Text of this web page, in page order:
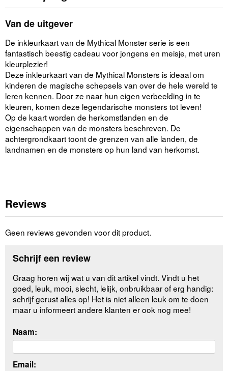
Van de uitgever
De inkleurkaart van de Mythical Monster serie is een
fantastisch beestig cadeau voor jongens en meisje, met uren
kleurplezier!
Deze inkleurkaart van de Mythical Monsters is ideaal om
kinderen de magische schepsels van over de hele wereld te
leren kennen. Door ze naar hun eigen verbeelding in te
kleuren, komen deze legendarische monsters tot leven!
Op de kaart worden de herkomstlanden en de
eigenschappen van de monsters beschreven. De
achtergrondkaart toont de grenzen van alle landen, de
landnamen en de monsters op hun land van herkomst.
Reviews
Geen reviews gevonden voor dit product.
Schrijf een review
Graag horen wij wat u van dit artikel vindt. Vindt u het
goed, leuk, mooi, slecht, lelijk, onbruikbaar of erg handig:
schrijf gerust alles op! Het is niet alleen leuk om te doen
maar u informeert andere klanten er ook nog mee!
Naam:
Email: